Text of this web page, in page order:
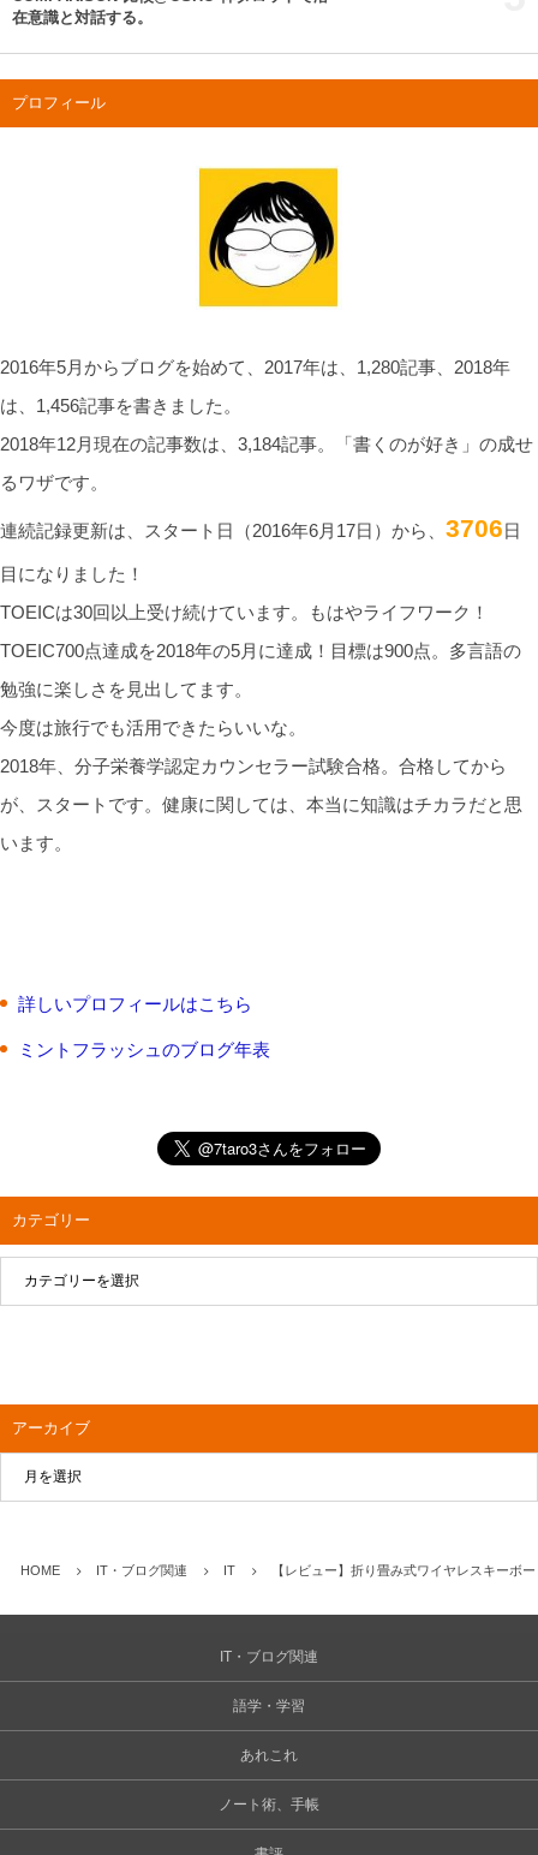
在意識と対話する。
プロフィール
2016年5月からブログを始めて、2017年は、1,280記事、2018年
は、1,456記事を書きました。
2018年12月現在の記事数は、3,184記事。「書くのが好き」の成せ
るワザです。
連続記録更新は、スタート日（2016年6月17日）から、 3706日
目になりました！
TOEICは30回以上受け続けています。もはやライフワーク！
TOEIC700点達成を2018年の5月に達成！目標は900点。多言語の
勉強に楽しさを見出してます。
今度は旅行でも活用できたらいいな。
2018年、分子栄養学認定カウンセラー試験合格。合格してから
が、スタートです。健康に関しては、本当に知識はチカラだと思
います。
詳しいプロフィールはこちら
ミントフラッシュのブログ年表
カテゴリー
アーカイブ
HOME IT・ブログ関連 IT 【レビュー】折り畳み式ワイヤレスキーボ
IT・ブログ関連
語学・学習
あれこれ
ノート術、手帳